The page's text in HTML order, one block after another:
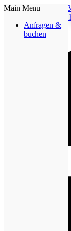
Main Menu
Anfragen &
buchen